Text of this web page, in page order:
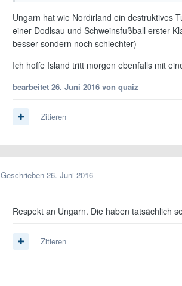
Ungarn hat wie Nordirland ein destruktives
einer Dodlsau und Schweinsfußball erster
besser sondern noch schlechter)
Ich hoffe Island tritt morgen ebenfalls mit
bearbeitet 26. Juni 2016 von quaiz
Zitieren
Geschrieben 26. Juni 2016
Respekt an Ungarn. Die haben tatsächlich
Zitieren